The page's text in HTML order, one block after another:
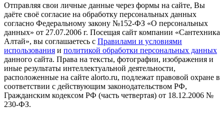
Отправляя свои личные данные через формы на сайте, Вы
даёте своё согласие на обработку персональных данных
согласно Федеральному закону №152-ФЗ «О персональных
данных» от 27.07.2006 г. Посещая сайт компании «Cантехника
Алтай», вы соглашаетесь с Правилами и условиями
использования и политикой обработки персональных данных
данного сайта. Права на тексты, фотографии, изображения и
иные результаты интеллектуальной деятельности,
расположенные на сайте alorto.ru, подлежат правовой охране в
соответствии с действующим законодательством РФ,
Гражданским кодексом РФ (часть четвертая) от 18.12.2006 №
230-ФЗ.